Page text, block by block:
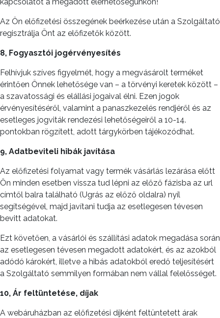
Az Ön előfizetési összegének beérkezése után a Szolgáltató
regisztrálja Önt az előfizetők között.
8, Fogyasztói jogérvényesítés
Felhívjuk szíves figyelmét, hogy a megvásárolt terméket
érintően Önnek lehetősége van – a törvényi keretek között –
a szavatossági és elállási jogaival élni. Ezen jogok
érvényesítéséről, valamint a panaszkezelés rendjéről és az
esetleges jogviták rendezési lehetőségeiről a 10-14.
pontokban rögzített, adott tárgykörben tájékozódhat.
9, Adatbeviteli hibák javítása
Az előfizetési folyamat vagy termék vásárlás lezárása előtt
Ön minden esetben vissza tud lépni az előző fázisba az url
címtől balra található (Ugrás az előző oldalra) nyíl
segítségével, majd javítani tudja az esetlegesen tévesen
bevitt adatokat.
Ezt követően, a vásárlói és szállítási adatok megadása során
az esetlegesen tévesen megadott adatokért, és az azokból
adódó károkért, illetve a hibás adatokból eredő teljesítésért
a Szolgáltató semmilyen formában nem vállal felelősséget.
10, Ár feltüntetése, díjak
A webáruházban az előfizetési díjként feltüntetett árak